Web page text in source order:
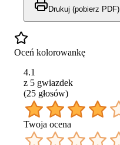
Drukuj (pobierz PDF)
Oceń kolorowankę
4.1
z 5 gwiazdek
(25 głosów)
Twoja ocena